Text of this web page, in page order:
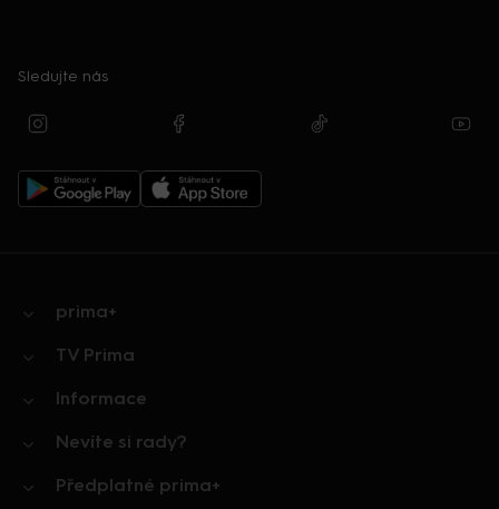
Sledujte nás
prima+
TV Prima
Informace
Nevíte si rady?
Předplatné prima+